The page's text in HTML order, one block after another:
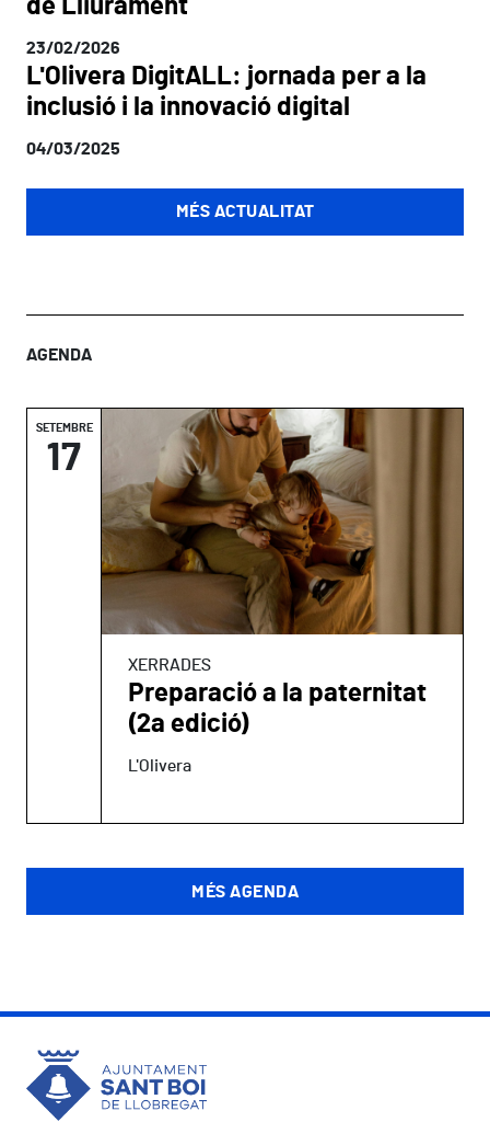
de Lliurament
23/02/2026
L'Olivera DigitALL: jornada per a la
inclusió i la innovació digital
04/03/2025
MÉS ACTUALITAT
AGENDA
SETEMBRE
17
XERRADES
Preparació a la paternitat
(2a edició)
L'Olivera
MÉS AGENDA